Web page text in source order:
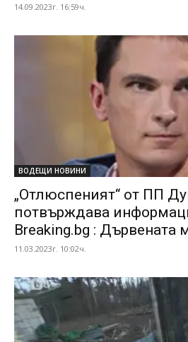
14.09.2023г. 16:59ч.
ВОДЕЩИ НОВИНИ
„Отлюспеният“ от ПП
потвърждава
Breaking.bg : Дървената
11.03.2023г. 10:02ч.